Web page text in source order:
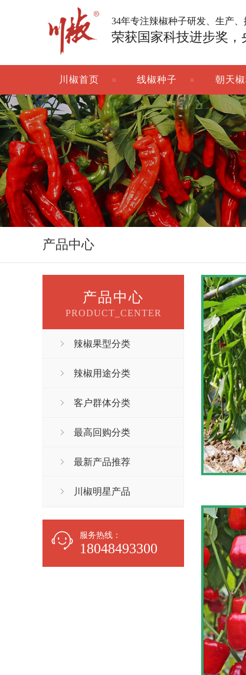
34年专注辣椒种子研发、生产
荣获国家科技进步奖
川椒首页 线椒种子 朝天
产品中心
产品中心
PRODUCT_CENTER
辣椒果型分类
辣椒用途分类
客户群体分类
最高回购分类
最新产品推荐
川椒明星产品
服务热线：
18048493300